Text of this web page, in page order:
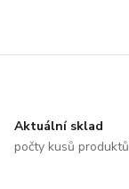
Aktuální sklad
počty kusů produktů